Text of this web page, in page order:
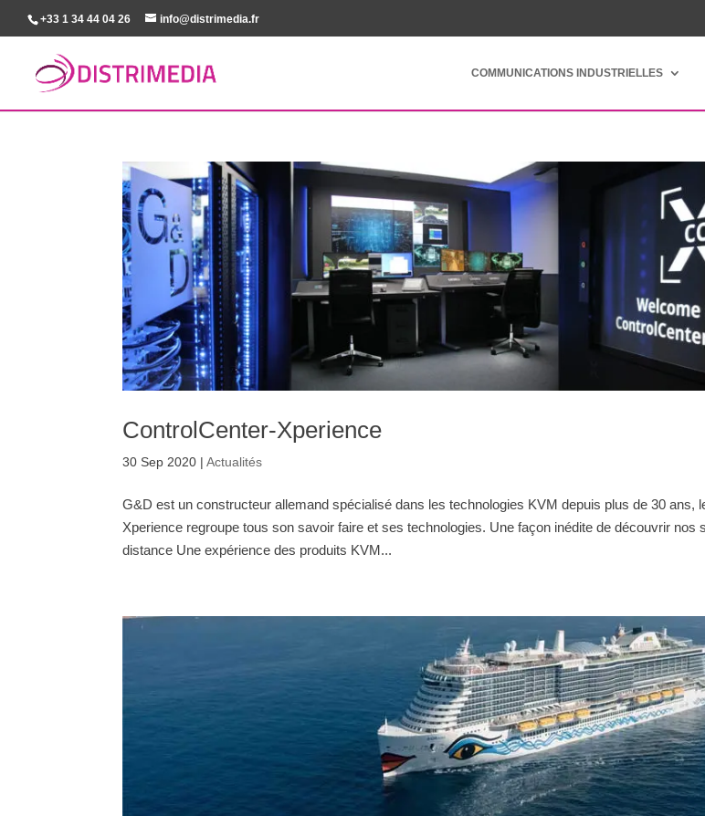
+33 1 34 44 04 26 info@distrimedia.fr
COMMUNICATIONS INDUSTRIELLES
ControlCenter-Xperience
30 Sep 2020 |Actualités
G&D est un constructeur allemand spécialisé dans les technologies KVM depuis plus de 30 ans,
Xperience regroupe tous son savoir faire et ses technologies. Une façon inédite de découvrir nos
distance Une expérience des produits KVM...